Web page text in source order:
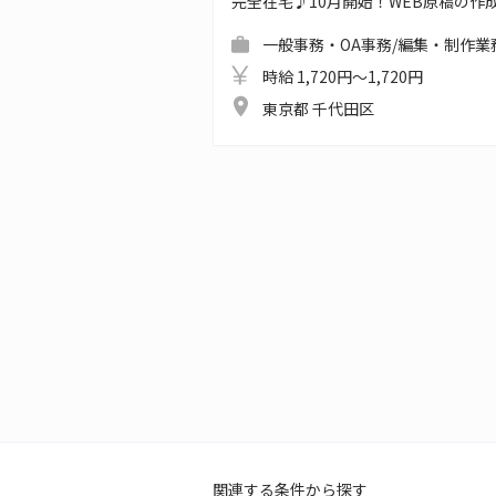
一般事務・OA事務/編集・制作業
時給 1,720円～1,720円
東京都 千代田区
関連する条件から探す